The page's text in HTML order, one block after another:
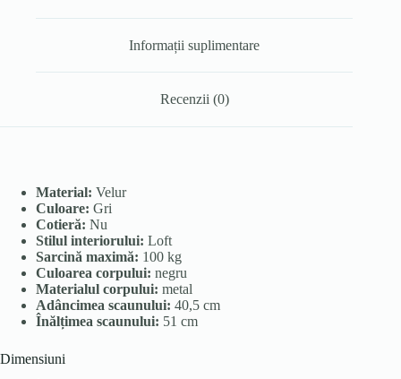
Informații suplimentare
Recenzii (0)
Material: Velur
Culoare: Gri
Cotieră: Nu
Stilul interiorului: Loft
Sarcină maximă: 100 kg
Culoarea corpului: negru
Materialul corpului: metal
Adâncimea scaunului: 40,5 cm
Înălțimea scaunului: 51 cm
Dimensiuni